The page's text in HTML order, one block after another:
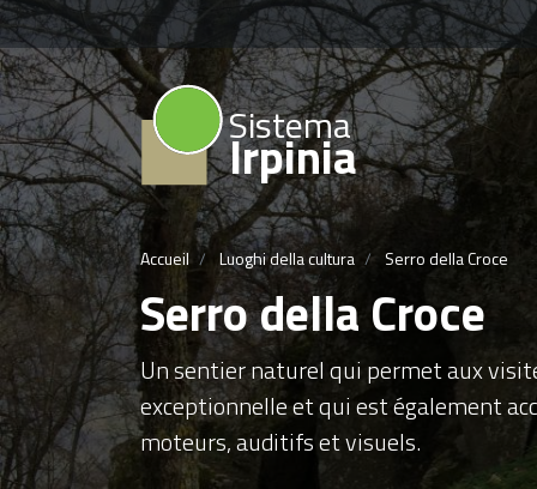
Sistema
Irpinia
Accueil Luoghi della cultura Serro della Croce
Serro della Croce
Un sentier naturel qui permet aux
exceptionnelle et qui est également
moteurs, auditifs et visuels.